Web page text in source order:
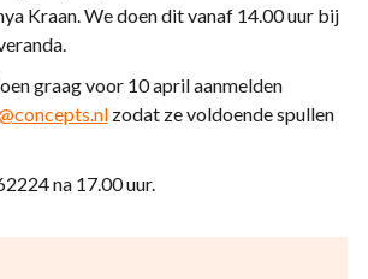
Kraan. We doen dit vanaf 14.00 uur bij
graag voor 10 april aanmelden
zodat ze voldoende spullen
na 17.00 uur.